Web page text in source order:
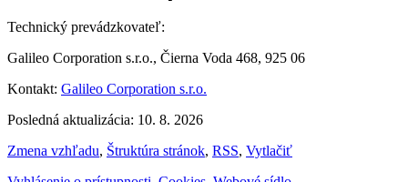
Technický prevádzkovateľ:
Galileo Corporation s.r.o., Čierna Voda 468, 925 06
Kontakt: Galileo Corporation s.r.o.
Posledná aktualizácia: 10. 8. 2026
Zmena vzhľadu, Štruktúra stránok, RSS, Vytlačiť